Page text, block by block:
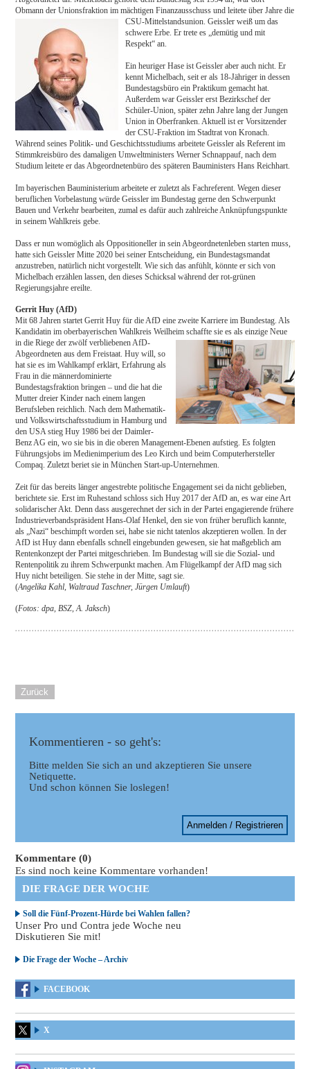
Obmann der Unionsfraktion im mächtigen Finanzausschuss und leitete über Jahre die
CSU-Mittelstandsunion. Geissler weiß um das
schwere Erbe. Er trete es „demütig und mit
Respekt“ an.
Ein heuriger Hase ist Geissler aber auch nicht. Er
kennt Michelbach, seit er als 18-Jähriger in dessen
Bundestagsbüro ein Praktikum gemacht hat.
Außerdem war Geissler erst Bezirkschef der
Schüler-Union, später zehn Jahre lang der Jungen
Union in Oberfranken. Aktuell ist er Vorsitzender
der CSU-Fraktion im Stadtrat von Kronach.
Während seines Politik- und Geschichtsstudiums arbeitete Geissler als Referent im
Stimmkreisbüro des damaligen Umweltministers Werner Schnappauf, nach dem
Studium leitete er das Abgeordnetenbüro des späteren Bauministers Hans Reichhart.
Im bayerischen Bauministerium arbeitete er zuletzt als Fachreferent. Wegen dieser
beruflichen Vorbelastung würde Geissler im Bundestag gerne den Schwerpunkt
Bauen und Verkehr bearbeiten, zumal es dafür auch zahlreiche Anknüpfungspunkte
in seinem Wahlkreis gebe.
Dass er nun womöglich als Oppositioneller in sein Abgeordnetenleben starten muss,
hatte sich Geissler Mitte 2020 bei seiner Entscheidung, ein Bundestagsmandat
anzustreben, natürlich nicht vorgestellt. Wie sich das anfühlt, könnte er sich von
Michelbach erzählen lassen, den dieses Schicksal während der rot-grünen
Regierungsjahre ereilte.
Gerrit Huy (AfD)
Mit 68 Jahren startet Gerrit Huy für die AfD eine zweite Karriere im Bundestag. Als
Kandidatin im oberbayerischen Wahlkreis Weilheim schaffte sie es als einzige Neue
in die Riege der zwölf verbliebenen AfD-
Abgeordneten aus dem Freistaat. Huy will, so
hat sie es im Wahlkampf erklärt, Erfahrung als
Frau in die männerdominierte
Bundestagsfraktion bringen – und die hat die
Mutter dreier Kinder nach einem langen
Berufsleben reichlich. Nach dem Mathematik-
und Volkswirtschaftsstudium in Hamburg und
den USA stieg Huy 1986 bei der Daimler-
Benz AG ein, wo sie bis in die oberen Management-Ebenen aufstieg. Es folgten
Führungsjobs im Medienimperium des Leo Kirch und beim Computerhersteller
Compaq. Zuletzt beriet sie in München Start-up-Unternehmen.
Zeit für das bereits länger angestrebte politische Engagement sei da nicht geblieben,
berichtete sie. Erst im Ruhestand schloss sich Huy 2017 der AfD an, es war eine Art
solidarischer Akt. Denn dass ausgerechnet der sich in der Partei engagierende frühere
Industrieverbandspräsident Hans-Olaf Henkel, den sie von früher beruflich kannte,
als „Nazi“ beschimpft worden sei, habe sie nicht tatenlos akzeptieren wollen. In der
AfD ist Huy dann ebenfalls schnell eingebunden gewesen, sie hat maßgeblich am
Rentenkonzept der Partei mitgeschrieben. Im Bundestag will sie die Sozial- und
Rentenpolitik zu ihrem Schwerpunkt machen. Am Flügelkampf der AfD mag sich
Huy nicht beteiligen. Sie stehe in der Mitte, sagt sie.
(Angelika Kahl, Waltraud Taschner, Jürgen Umlauft)
(Fotos: dpa, BSZ, A. Jaksch)
Zurück
Kommentieren - so geht's:
Bitte melden Sie sich an und akzeptieren Sie unsere
Netiquette.
Und schon können Sie loslegen!
Anmelden / Registrieren
Kommentare (0)
Es sind noch keine Kommentare vorhanden!
DIE FRAGE DER WOCHE
Soll die Fünf-Prozent-Hürde bei Wahlen fallen?
Unser Pro und Contra jede Woche neu
Diskutieren Sie mit!
Die Frage der Woche – Archiv
FACEBOOK
X